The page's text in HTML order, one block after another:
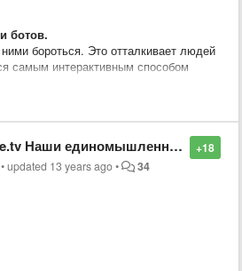
ботов.
бороться. Это отталкивает людей
самым интерактивным способом
значительное влияние на
толпу".
организацию площадки, которая на
волонтёров готовых
посильную
ролики до разноплановой IT
+18
единомышленники. Рекомендую!
•updated 13 years ago• 34